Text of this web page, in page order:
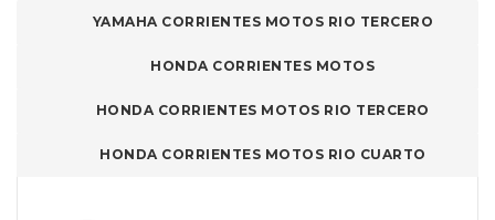
YAMAHA CORRIENTES MOTOS RIO TERCERO
HONDA CORRIENTES MOTOS
HONDA CORRIENTES MOTOS RIO TERCERO
HONDA CORRIENTES MOTOS RIO CUARTO